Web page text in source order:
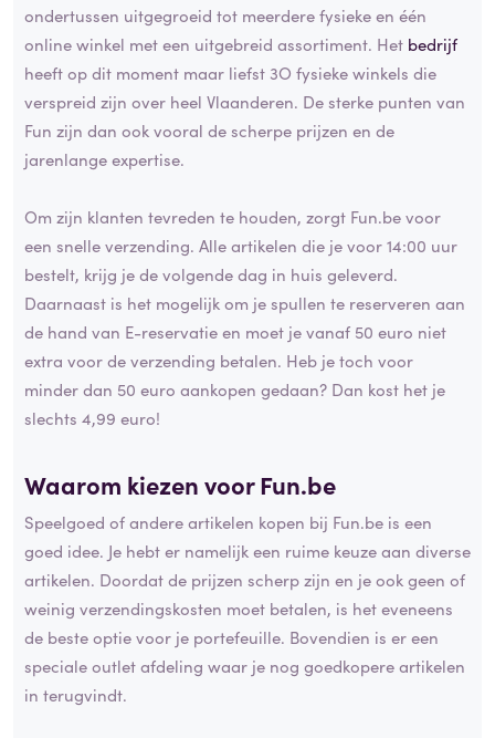
ondertussen uitgegroeid tot meerdere fysieke en één
online winkel met een uitgebreid assortiment. Het bedrijf
heeft op dit moment maar liefst 3O fysieke winkels die
verspreid zijn over heel Vlaanderen. De sterke punten van
Fun zijn dan ook vooral de scherpe prijzen en de
jarenlange expertise.
Om zijn klanten tevreden te houden, zorgt Fun.be voor
een snelle verzending. Alle artikelen die je voor 14:00 uur
bestelt, krijg je de volgende dag in huis geleverd.
Daarnaast is het mogelijk om je spullen te reserveren aan
de hand van E-reservatie en moet je vanaf 50 euro niet
extra voor de verzending betalen. Heb je toch voor
minder dan 50 euro aankopen gedaan? Dan kost het je
slechts 4,99 euro!
Waarom kiezen voor Fun.be
Speelgoed of andere artikelen kopen bij Fun.be is een
goed idee. Je hebt er namelijk een ruime keuze aan diverse
artikelen. Doordat de prijzen scherp zijn en je ook geen of
weinig verzendingskosten moet betalen, is het eveneens
de beste optie voor je portefeuille. Bovendien is er een
speciale outlet afdeling waar je nog goedkopere artikelen
in terugvindt.